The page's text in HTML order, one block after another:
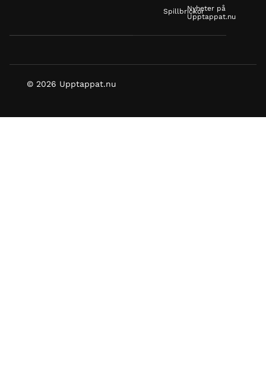
SpillbrickorNyheter på
Upptappat.nu
© 2026 Upptappat.nu